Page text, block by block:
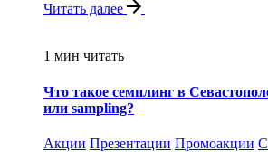
Читать далее
1 мин читать
Что такое семплинг в
или sampling?
Акции Презентации Промоакции